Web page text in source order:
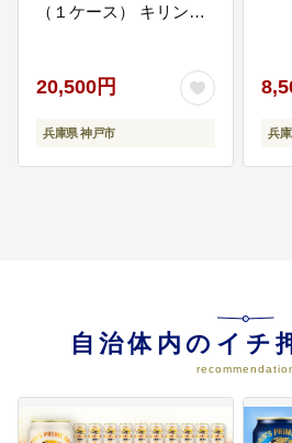
地域活
活力向
（１ケース） キリンビ
ビール 缶 家飲み 宅飲み
晩酌 ケース BBQ バー
ベキュー イベント
20,500円
兵庫県 神戸市 兵
自治体内のイチ